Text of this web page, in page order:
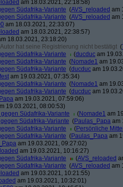
am 18.03.2021, 22:18:58)
Südafrika-Variante (AVS_reloaded am
Südafrika-Variante (AVS_reloaded am
am 18.03.2021, 22:33:07)
am 18.03.2021, 22:38:57)
18.03.2021, 23:18:20)
hat seine Registrierung nicht bestätigt (
Südafrika-Variante
(ducduc am
Südafrika-Variante (Nomade1 am
Südafrika-Variante (ducduc am
am 19.03.2021, 07:35:34)
Südafrika-Variante (Nomade1 am
Südafrika-Variante (ducduc am
am 19.03.2021, 07:59:06)
19.03.2021, 08:00:53)
Südafrika-Variante
(Nomade1 am
Südafrika-Variante (Paulas_Papa am
Südafrika-Variante
(Persönliche
Südafrika-Variante (Paulas_Papa am
am 19.03.2021, 09:27:02)
am 19.03.2021, 10:16:27)
Südafrika-Variante
(AVS_reloaded
Südafrika-Variante (AVS_reloaded am
am 19.03.2021, 10:21:55)
am 19.03.2021, 10:32:01)